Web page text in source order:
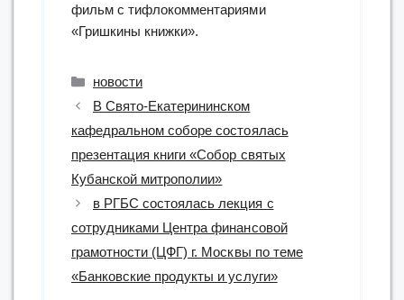
фильм с тифлокомментариями
«Гришкины книжки».
Рубрики
новости
В Свято-Екатерининском
кафедральном соборе состоялась
презентация книги «Собор святых
Кубанской митрополии»
в РГБС состоялась лекция с
сотрудниками Центра финансовой
грамотности (ЦФГ) г. Москвы по теме
«Банковские продукты и услуги»